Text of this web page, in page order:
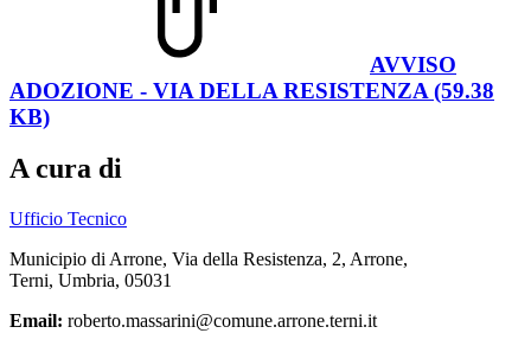
AVVISO
ADOZIONE - VIA DELLA RESISTENZA (59.38
KB)
A cura di
Ufficio Tecnico
Municipio di Arrone, Via della Resistenza, 2, Arrone,
Terni, Umbria, 05031
Email: roberto.massarini@comune.arrone.terni.it